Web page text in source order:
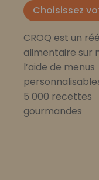
Choisissez
CROQ est un
alimentaire sur
l’aide de menus
5 000 recettes
gourmandes